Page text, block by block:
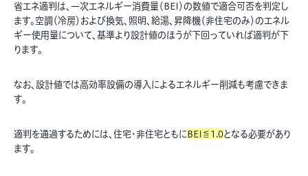
省エネ適判は、一次エネルギー消費量（BEI）の数値で適合可否を判定し
ます。空調（冷房）および換気、照明、給湯、昇降機（非住宅のみ）のエネル
ギー使用量について、基準より設計値のほうが下回っていれば適判が下
ります。
なお、設計値では高効率設備の導入によるエネルギー削減も考慮できま
す。
適判を通過するためには、住宅・非住宅ともにBEI≦1.0となる必要があり
ます。